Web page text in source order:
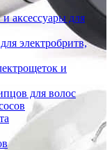
и аксессуары для
электробритв,
и
для волос